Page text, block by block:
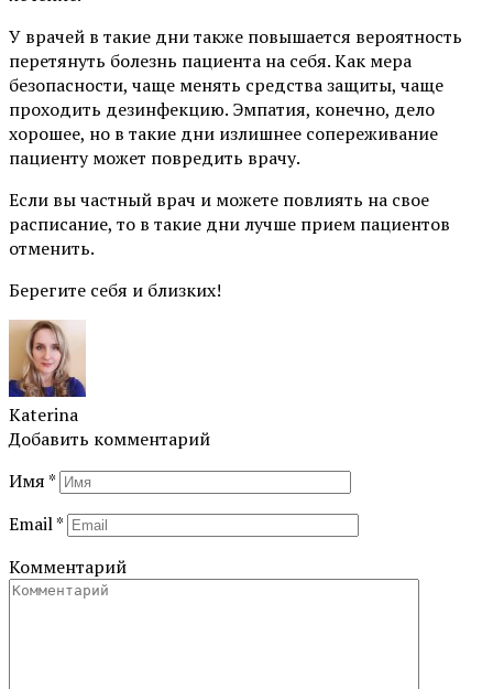
У врачей в такие дни также повышается вероятность
перетянуть болезнь пациента на себя. Как мера
безопасности, чаще менять средства защиты, чаще
проходить дезинфекцию. Эмпатия, конечно, дело
хорошее, но в такие дни излишнее сопереживание
пациенту может повредить врачу. ⠀
Если вы частный врач и можете повлиять на свое
расписание, то в такие дни лучше прием пациентов
отменить.
Берегите себя и близких!
Katerina
Добавить комментарий
Имя*
Email*
Комментарий